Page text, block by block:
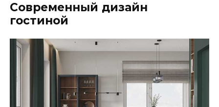
Современный дизайн
гостиной